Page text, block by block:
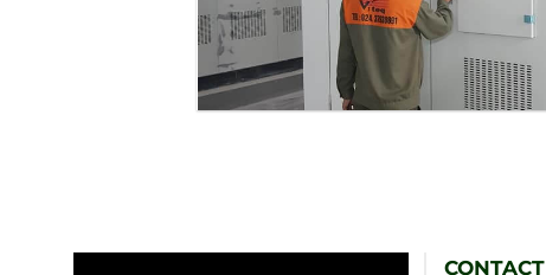
CONTACT